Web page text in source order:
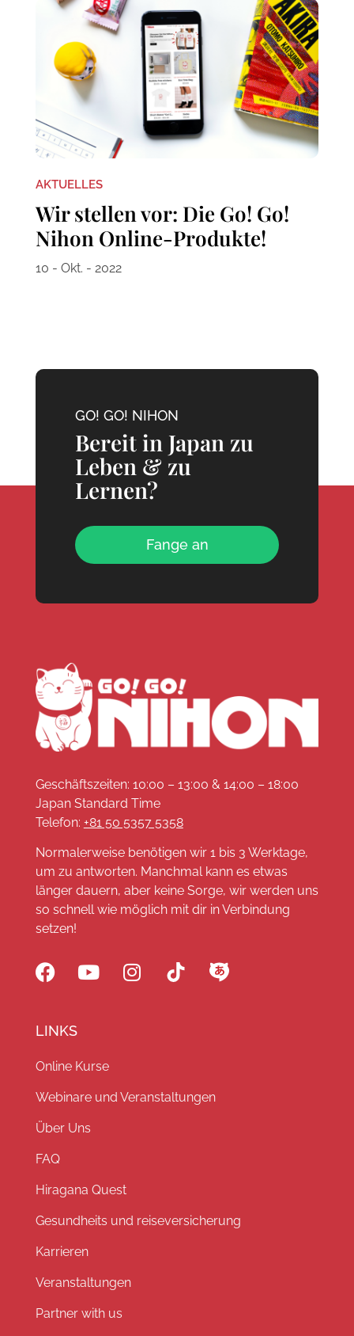
AKTUELLES
Wir stellen vor: Die Go! Go!
Nihon Online-Produkte!
10 - Okt. - 2022
GO! GO! NIHON
Bereit in Japan zu
Leben & zu
Lernen?
Fange an
Geschäftszeiten: 10:00 – 13:00 & 14:00 – 18:00
Japan Standard Time
Telefon: +81 50 5357 5358
Normalerweise benötigen wir 1 bis 3 Werktage,
um zu antworten. Manchmal kann es etwas
länger dauern, aber keine Sorge, wir werden uns
so schnell wie möglich mit dir in Verbindung
setzen!
LINKS
Online Kurse
Webinare und Veranstaltungen
Über Uns
FAQ
Hiragana Quest
Gesundheits und reiseversicherung
Karrieren
Veranstaltungen
Partner with us